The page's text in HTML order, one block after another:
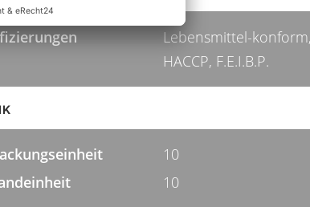
Lebensmittel-konform,
HACCP, F.E.I.B.P.
10
10